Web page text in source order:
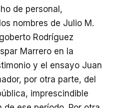
de personal,
nombres de Julio M.
Rodríguez
Marrero en la
y el ensayo Juan
por otra parte, del
imprescindible